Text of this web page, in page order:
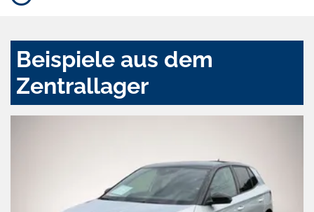
Beispiele aus dem
Zentrallager